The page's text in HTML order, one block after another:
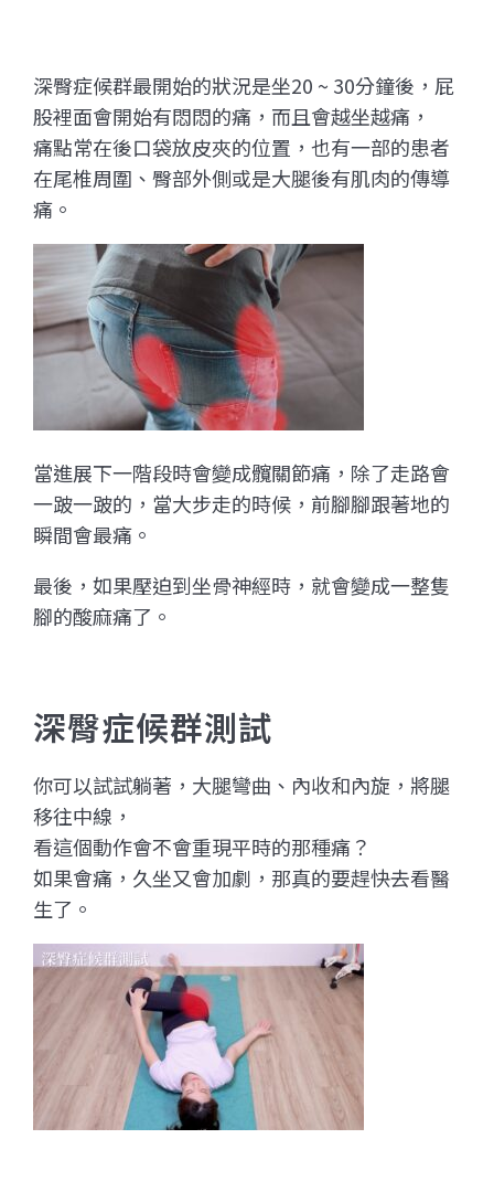
深臀症候群最開始的狀況是坐20 ~ 30分鐘後，屁
股裡面會開始有悶悶的痛，而且會越坐越痛，
痛點常在後口袋放皮夾的位置，也有一部的患者
在尾椎周圍、臀部外側或是大腿後有肌肉的傳導
痛。
當進展下一階段時會變成髖關節痛，除了走路會
一跛一跛的，當大步走的時候，前腳腳跟著地的
瞬間會最痛。
最後，如果壓迫到坐骨神經時，就會變成一整隻
腳的酸麻痛了。
深臀症候群測試
你可以試試躺著，大腿彎曲、內收和內旋，將腿
移往中線，
看這個動作會不會重現平時的那種痛？
如果會痛，久坐又會加劇，那真的要趕快去看醫
生了。